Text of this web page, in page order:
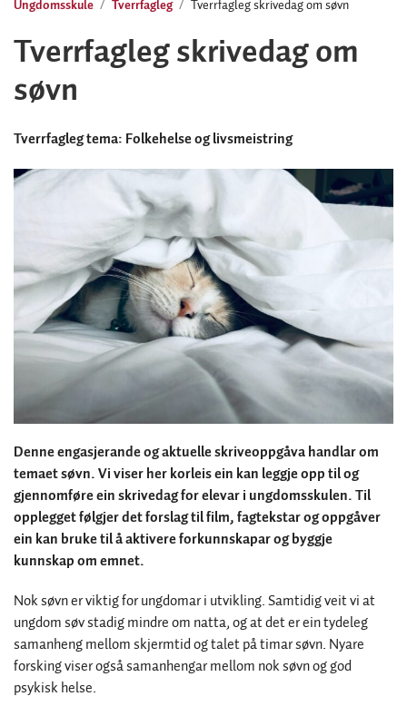
Ungdomsskule Tverrfagleg Tverrfagleg skrivedag om søvn
Tverrfagleg skrivedag om
søvn
Tverrfagleg tema: Folkehelse og livsmeistring
Denne engasjerande og aktuelle skriveoppgåva handlar om
temaet søvn. Vi viser her korleis ein kan leggje opp til og
gjennomføre ein skrivedag for elevar i ungdomsskulen. Til
opplegget følgjer det forslag til film, fagtekstar og oppgåver
ein kan bruke til å aktivere forkunnskapar og byggje
kunnskap om emnet.
Nok søvn er viktig for ungdomar i utvikling. Samtidig veit vi at
ungdom søv stadig mindre om natta, og at det er ein tydeleg
samanheng mellom skjermtid og talet på timar søvn. Nyare
forsking viser også samanhengar mellom nok søvn og god
psykisk helse.